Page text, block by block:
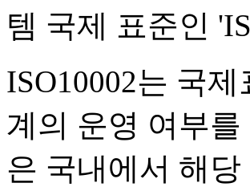
템 국제 표준인
ISO10002는 국
계의 운영 여부
은 국내에서 해